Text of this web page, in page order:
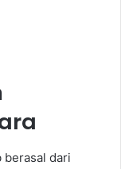
berasal dari